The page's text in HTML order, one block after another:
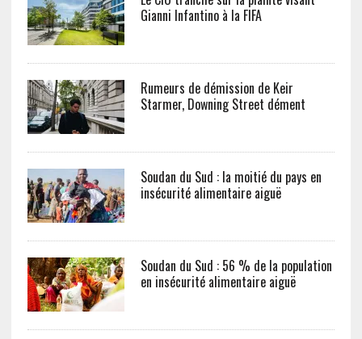
Gianni Infantino à la FIFA
Rumeurs de démission de Keir
Starmer, Downing Street dément
Soudan du Sud : la moitié du pays en
insécurité alimentaire aiguë
Soudan du Sud : 56 % de la population
en insécurité alimentaire aiguë